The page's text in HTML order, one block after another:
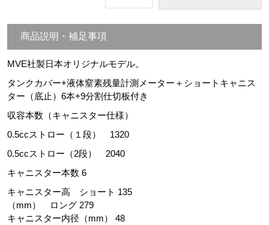
商品説明・補足事項
MVE社製日本オリジナルモデル。
タンクカバー+液体窒素残量計測メーター＋ ショートキャニス
ター（底止）6本+9分割仕切板付き
収容本数（キャニスター仕様）
0.5ccストロー（１段） 1320
0.5ccストロー（2段） 2040
キャニスター本数 6
キャニスター高 ショート 135
（mm） ロング 279
キャニスター内径（mm） 48